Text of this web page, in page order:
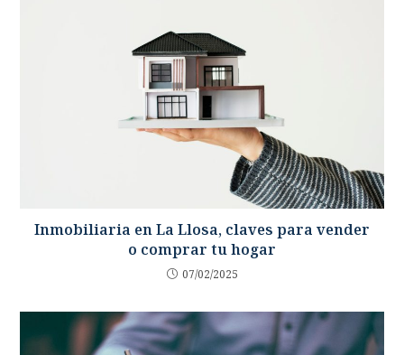
Inmobiliaria en La Llosa, claves para vender
o comprar tu hogar
07/02/2025